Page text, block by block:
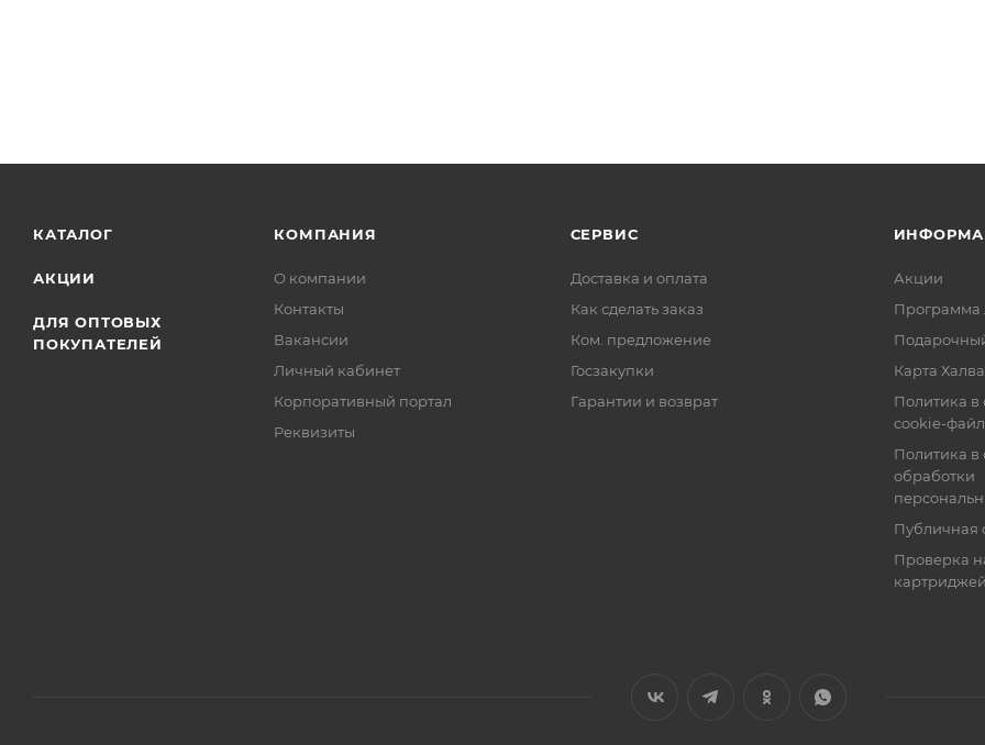
КАТАЛОГ
АКЦИИ
ДЛЯ ОПТОВЫХ
ПОКУПАТЕЛЕЙ
КОМПАНИЯ
О компании
Контакты
Вакансии
Личный кабинет
Корпоративный портал
Реквизиты
СЕРВИС
Доставка и оплата
Как сделать заказ
Ком. предложение
Госзакупки
Гарантии и возврат
Акции
Программа
Карта Халва
Политика
cookie-
Политика
обработки
Публичная
Проверка